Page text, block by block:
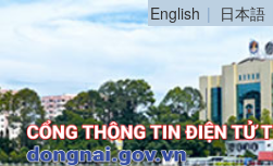
English 日本語